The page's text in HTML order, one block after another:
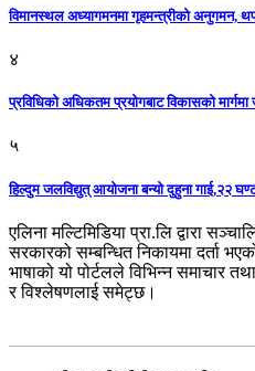
विमानस्थल अध्यागमनमा गृहमन्त्रीको अनुगमन, थप
४
प्रविधिको अधिकतम प्रयोगबाट विकासको
५
हिल्दुम जलविद्युत् आयोजना बन्यो दुहुना गाई,२२
एलिना मल्टिमिडिया प्रा.लि द्वारा
सरकारको सम्बन्धित निकायमा दर्ता
भाषाको यो पोर्टलले विभिन्न समाचार
र विश्लेषणलाई समेट्छ।